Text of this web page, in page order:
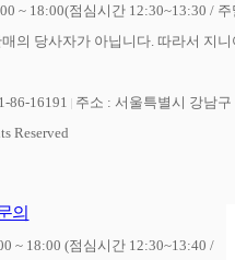
~ 18:00(점심시간 12:30~13:30 /
의 당사자가 아닙니다. 따라서 지
86-16191
주소 : 서울특별시 강남
Reserved
의
~ 18:00 (점심시간 12:30~13:40 /